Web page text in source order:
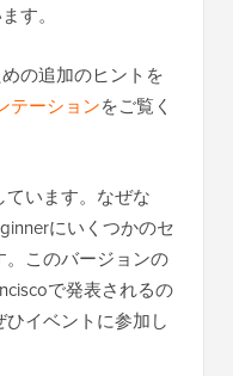
す。
の追加のヒントを
テーションをご覧く
います。なぜな
にいくつかのセ
。このバージョンの
で発表されるの
イベントに参加し